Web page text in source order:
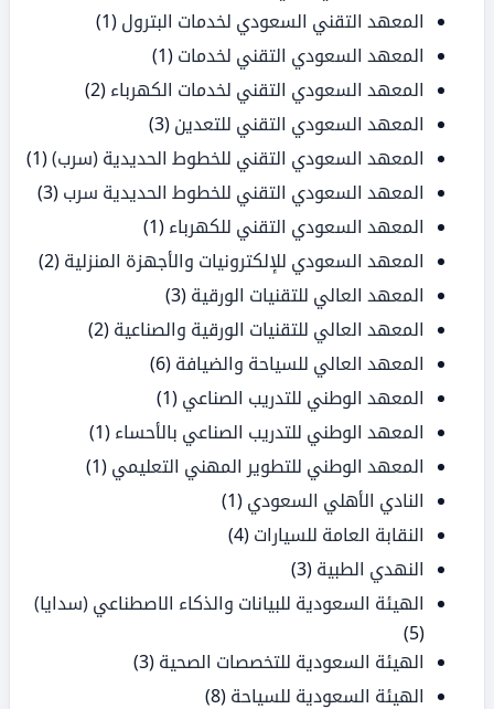
المعهد التقني السعودي لخدمات البترول (1)
المعهد السعودي التقني لخدمات (1)
المعهد السعودي التقني لخدمات الكهرباء (2)
المعهد السعودي التقني للتعدين (3)
المعهد السعودي التقني للخطوط الحديدية (سرب)(1)
المعهد السعودي التقني للخطوط الحديدية سرب (3)
المعهد السعودي التقني للكهرباء (1)
المعهد السعودي للإلكترونيات والأجهزة المنزلية (2)
المعهد العالي للتقنيات الورقية (3)
المعهد العالي للتقنيات الورقية والصناعية (2)
المعهد العالي للسياحة والضيافة (6)
المعهد الوطني للتدريب الصناعي (1)
المعهد الوطني للتدريب الصناعي بالأحساء (1)
المعهد الوطني للتطوير المهني التعليمي (1)
النادي الأهلي السعودي (1)
النقابة العامة للسيارات (4)
النهدي الطبية (3)
الهيئة السعودية للبيانات والذكاء الاصطناعي (سدايا)
(5)
الهيئة السعودية للتخصصات الصحية (3)
الهيئة السعودية للسياحة (8)